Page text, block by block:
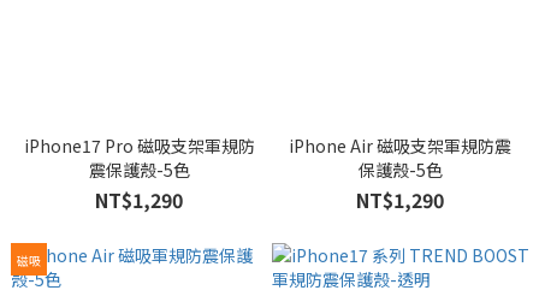
iPhone17 Pro 磁吸支架軍規防
震保護殼-5色
NT$1,290
iPhone Air 磁吸支架軍規防震
保護殼-5色
NT$1,290
磁吸